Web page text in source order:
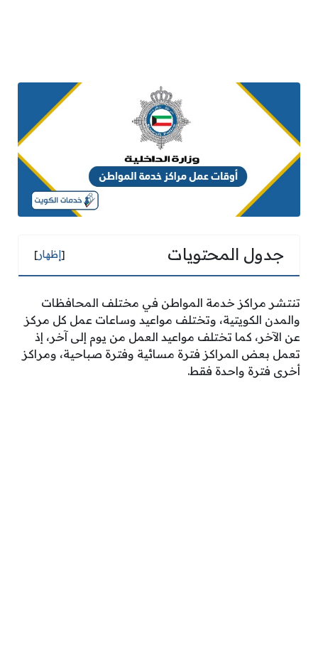
جدول المحتويات [إظهار]
تنتشر مراكز خدمة المواطن في مختلف المحافظات
والمدن الكويتية، وتختلف مواعيد وساعات عمل كل مركز
عن الآخر، كما تختلف مواعيد العمل من يوم إلى آخر، إذ
تعمل بعض المراكز فترة مسائية وفترة صباحية، ومراكز
أخرى فترة واحدة فقط.